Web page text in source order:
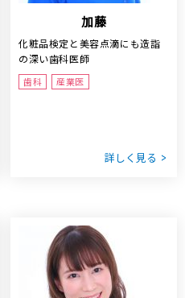
加藤
化粧品検定と美容点滴にも造詣
の深い歯科医師
歯科 産業医
詳しく見る